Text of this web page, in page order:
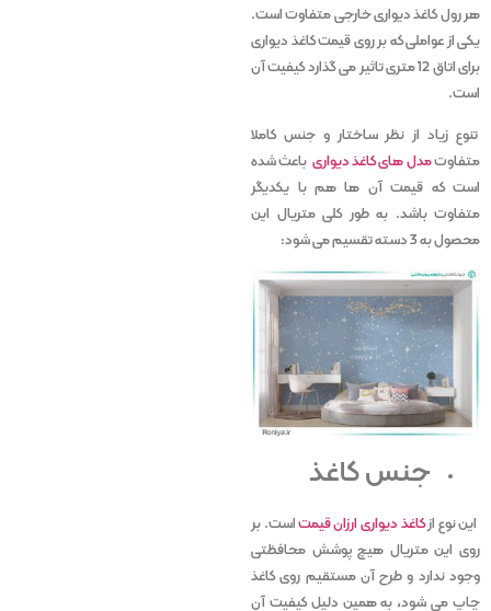
هر رول کاغذ دیواری خارجی متفاوت است.
یکی از عواملی که بر روی قیمت کاغذ دیواری
برای اتاق 12 متری تاثیر می گذارد کیفیت آن
است.
تنوع زیاد از نظر ساختار و جنس کاملا
متفاوتمدل های کاغذ دیواری باعث شده
است که قیمت آن ها هم با یکدیگر
متفاوت باشد. به طور کلی متریال این
محصول به 3 دسته تقسیم می شود:
جنس کاغذ
این نوع ازکاغذ دیواری ارزان قیمتاست. بر
روی این متریال هیچ پوشش محافظتی
وجود ندارد و طرح آن مستقیم روی کاغذ
چاپ می شود، به همین دلیل کیفیت آن